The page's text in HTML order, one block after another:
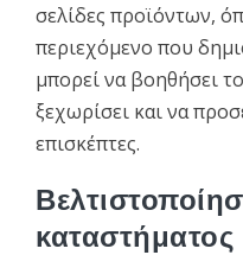
σελίδες προϊόντων,
περιεχόμενο που
μπορεί να βοηθήσει
ξεχωρίσει και να
επισκέπτες.